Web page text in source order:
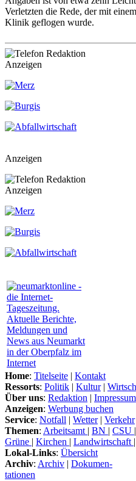
Verletzten die Rede, der mit
Klinik geflogen wurde.
Anzeigen
Anzeigen
Anzeigen
Home: Titelseite | Kontakt
Ressorts: Politik | Kultur|
Über uns: Redaktion | Impressum
Anzeigen: Werbung buchen
Service: Notfall | Wetter| Verkehr
Themen: Arbeitsamt | BN | CSU |
Grüne | Kirchen | Landwirtschaft |
Lokal-Links: Übersicht
Archiv: Archiv | Dokumen-
tationen